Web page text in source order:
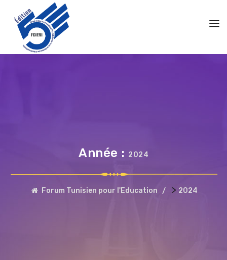
Année : 2024
Forum Tunisien pour l'Education > 2024